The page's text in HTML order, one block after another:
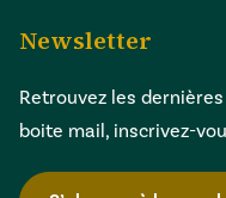
Newsletter
Retrouvez les
boite mail, inscrivez-